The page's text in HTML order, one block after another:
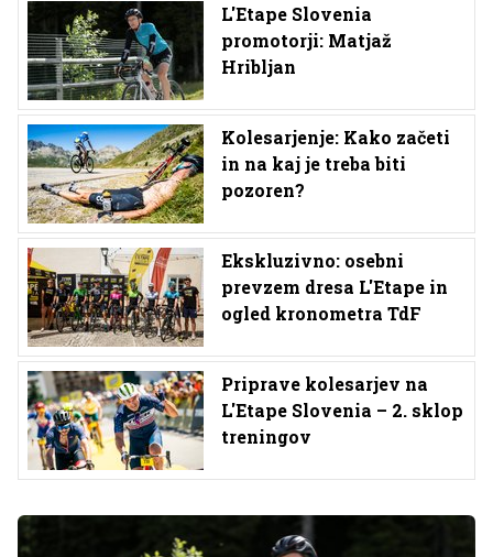
L'Etape Slovenia
promotorji: Matjaž
Hribljan
Kolesarjenje: Kako začeti
in na kaj je treba biti
pozoren?
Ekskluzivno: osebni
prevzem dresa L'Etape in
ogled kronometra TdF
Priprave kolesarjev na
L'Etape Slovenia – 2. sklop
treningov